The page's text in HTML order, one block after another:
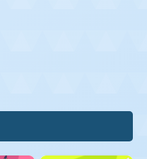
GLOW 推し 虎金妃
GLOW 推し 輪堂千
宝鐘マリン